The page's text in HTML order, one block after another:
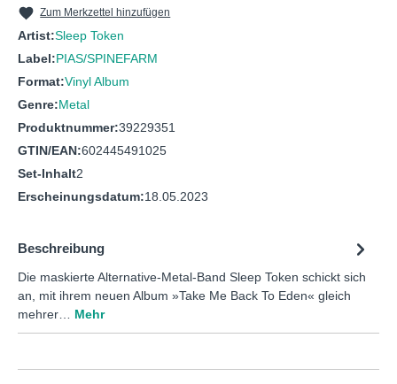
Zum Merkzettel hinzufügen
Artist:Sleep Token
Label:PIAS/SPINEFARM
Format:Vinyl Album
Genre:Metal
Produktnummer:39229351
GTIN/EAN:602445491025
Set-Inhalt2
Erscheinungsdatum:18.05.2023
Beschreibung
Die maskierte Alternative-Metal-Band Sleep Token schickt sich
an, mit ihrem neuen Album »Take Me Back To Eden« gleich
mehrer… Mehr